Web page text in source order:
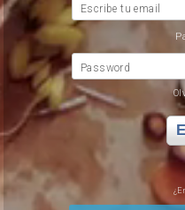
Escribe tu email
Password